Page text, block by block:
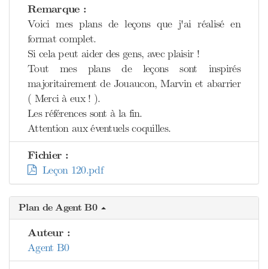
Remarque :
Voici mes plans de leçons que j'ai réalisé en
format complet.
Si cela peut aider des gens, avec plaisir !
Tout mes plans de leçons sont inspirés
majoritairement de Jouaucon, Marvin et abarrier
( Merci à eux ! ).
Les références sont à la fin.
Attention aux éventuels coquilles.
Fichier :
Leçon 120.pdf
Plan de Agent B0
Auteur :
Agent B0